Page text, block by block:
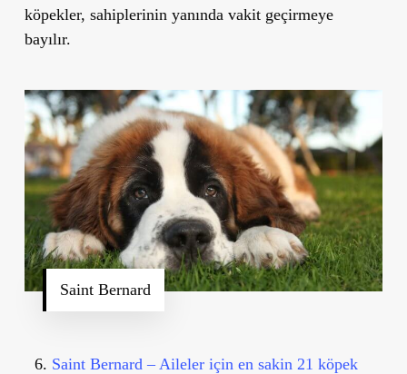
köpekler, sahiplerinin yanında vakit geçirmeye
bayılır.
Saint Bernard
Saint Bernard – Aileler için en sakin 21 köpek